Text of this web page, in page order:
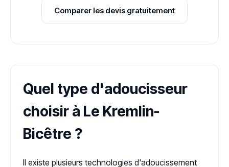
Comparer les devis gratuitement
Quel type d'adoucisseur
choisir à Le Kremlin-
Bicêtre ?
Il existe plusieurs technologies d'adoucissement